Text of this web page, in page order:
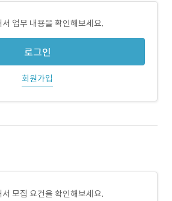
업무 내용을 확인해보세요.
로그인
회원가입
모집 요건을 확인해보세요.